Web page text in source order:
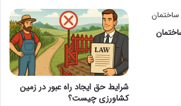
شرایط حق ایجاد راه عبور در زمین
کشاورزی چیست؟